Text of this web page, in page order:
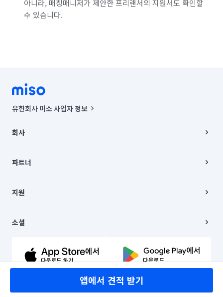
아니라, 매칭매니저가 제안한 프리랜서의 지원서도 확인할
수 있습니다.
앱에서 견적 받기
유한회사 미소 사업자 정보
00019 |
주소 | 본사: 서울특별시 종로구 율곡로 6(중학동, 트윈트리빌딩) B동 5층
컨택센터 : 서울특별시 종로구 수송동 율곡로 24, 7층, 8층 미소
상품, 상품정보, 거래에 관한 의무와 책임은 거래당사자에게 있습니다.
언론 보도 관련 문의:
© 유한회사 미소. Miso, Inc. All Rights Reserved.
회사
채용
파트너
이사
지원
이용약관
문의하기
소셜
유튜브